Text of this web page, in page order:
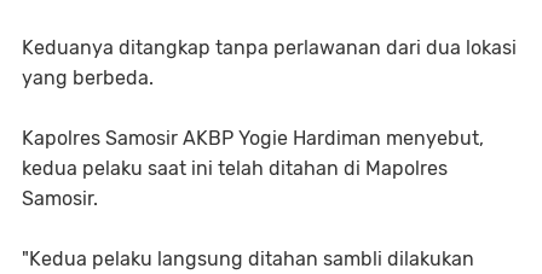
Keduanya ditangkap tanpa perlawanan dari dua lokasi
yang berbeda.
Kapolres Samosir AKBP Yogie Hardiman menyebut,
kedua pelaku saat ini telah ditahan di Mapolres
Samosir.
"Kedua pelaku langsung ditahan sambli dilakukan